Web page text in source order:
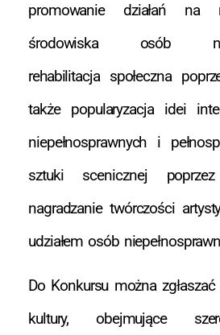
promowanie działań na
środowiska osób
rehabilitacja społeczna
także popularyzacja idei
niepełnosprawnych i
sztuki scenicznej
nagradzanie twórczości
udziałem osób
Do Konkursu można
kultury, obejmujące